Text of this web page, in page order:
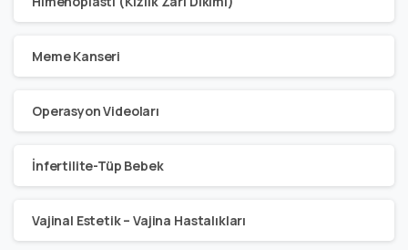
Meme Kanseri
Operasyon Videoları
İnfertilite-Tüp Bebek
Vajinal Estetik – Vajina Hastalıkları